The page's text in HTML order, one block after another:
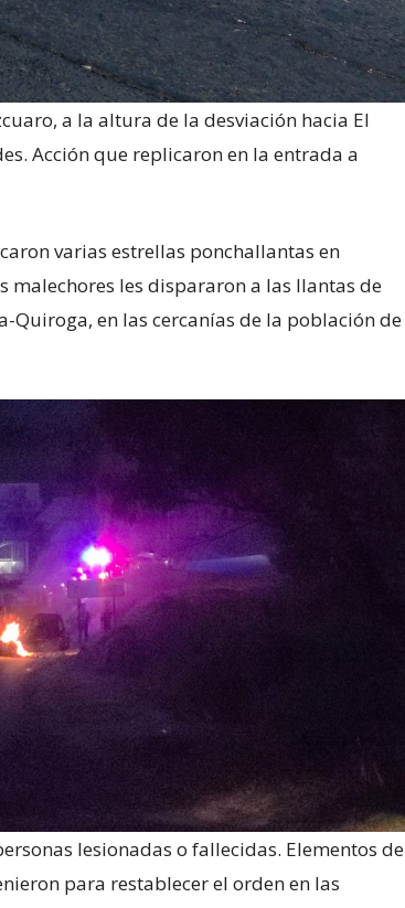
a la altura de la desviación hacia El
Acción que replicaron en la entrada a
varias estrellas ponchallantas en
malechores les dispararon a las llantas de
en las cercanías de la población de
lesionadas o fallecidas. Elementos de
para restablecer el orden en las